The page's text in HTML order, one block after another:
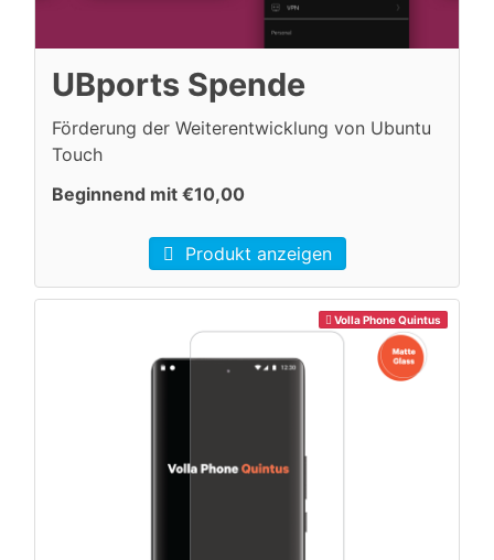
UBports Spende
Förderung der Weiterentwicklung von Ubuntu
Touch
Beginnend mit €10,00
Produkt anzeigen
Volla Phone Quintus